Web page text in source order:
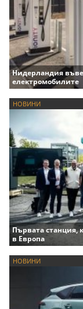
Нидерландия
електромобилите
НОВИНИ
Първата станция,
в Европа
НОВИНИ